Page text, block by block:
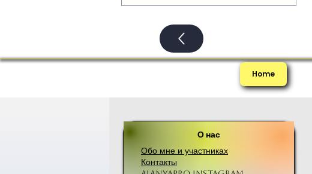
Home
О нас
Обо мне и участниках
Контакты